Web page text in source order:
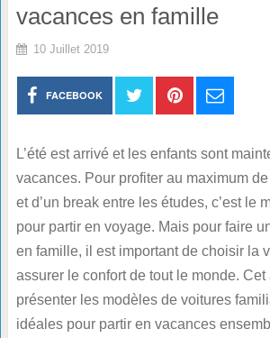
vacances en famille
10 Juillet 2019
FACEBOOK
L’été est arrivé et les enfants sont
vacances. Pour profiter au maximum
et d’un break entre les études, c’est le
pour partir en voyage. Mais pour faire
en famille, il est important de choisir la
assurer le confort de tout le monde.
présenter les modèles de voitures
idéales pour partir en vacances